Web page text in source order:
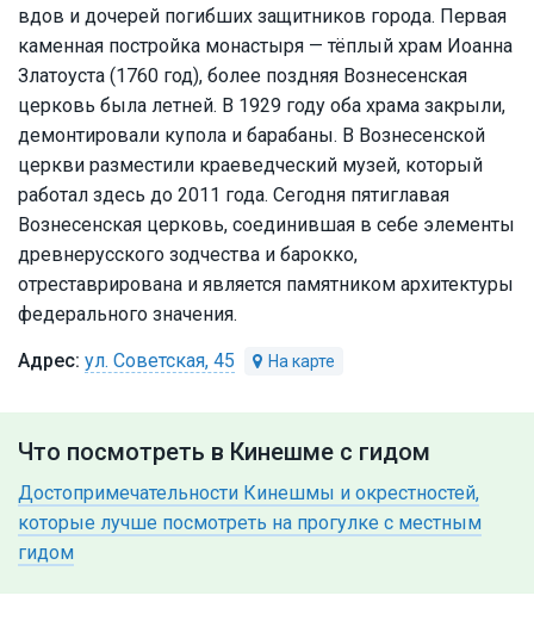
вдов и дочерей погибших защитников города. Первая
каменная постройка монастыря — тёплый храм Иоанна
Златоуста (1760 год), более поздняя Вознесенская
церковь была летней. В 1929 году оба храма закрыли,
демонтировали купола и барабаны. В Вознесенской
церкви разместили краеведческий музей, который
работал здесь до 2011 года. Сегодня пятиглавая
Вознесенская церковь, соединившая в себе элементы
древнерусского зодчества и барокко,
отреставрирована и является памятником архитектуры
федерального значения.
ул. Советская, 45
Что посмотреть в Кинешме с гидом
Достопримечательности Кинешмы и окрестностей,
которые лучше посмотреть на прогулке с местным
гидом